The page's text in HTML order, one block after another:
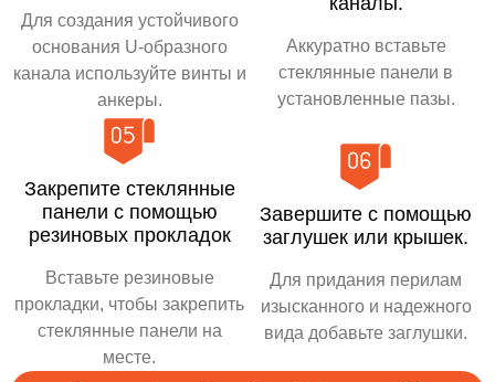
Для создания устойчивого
основания U-образного
канала используйте винты и
анкеры.
Аккуратно вставьте
стеклянные панели в
установленные пазы.
Закрепите стеклянные
панели с помощью
резиновых прокладок
Вставьте резиновые
прокладки, чтобы закрепить
стеклянные панели на
месте.
Завершите с помощью
заглушек или крышек.
Для придания перилам
изысканного и надежного
вида добавьте заглушки.